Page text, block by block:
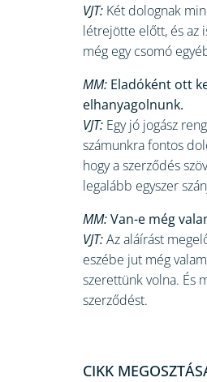
VJT: Két dolognak
létrejötte előtt, és az
még egy csomó
MM: Eladóként ott
elhanyagolnunk.
VJT: Egy jó jogász
számunkra fontos
hogy a szerződés
legalább egyszer
MM:Van-e még
VJT:Az aláírást
eszébe jut még
szerettünk volna. És
szerződést.
CIKK